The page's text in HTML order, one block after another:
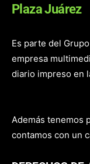
Plaza Juárez
Es parte del
empresa
diario impreso en
Además tenemos
contamos con un